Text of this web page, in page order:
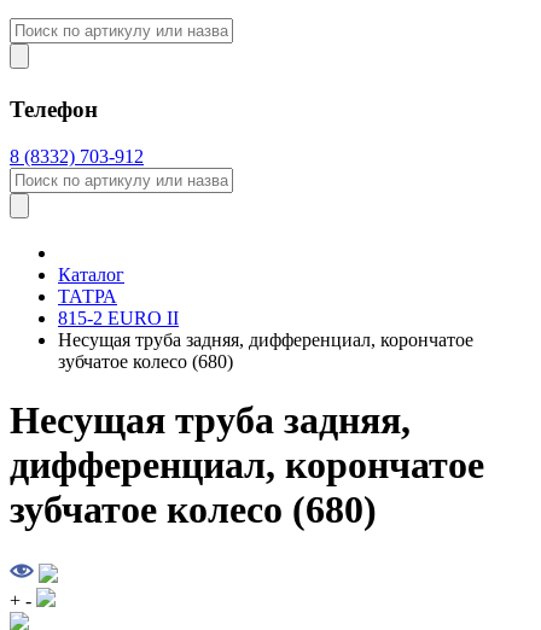
Телефон
8 (8332) 703-912
Каталог
ТАТРА
815-2 EURO II
Несущая труба задняя, дифференциал, корончатое
зубчатое колесо (680)
Несущая труба задняя,
дифференциал, корончатое
зубчатое колесо (680)
+ -